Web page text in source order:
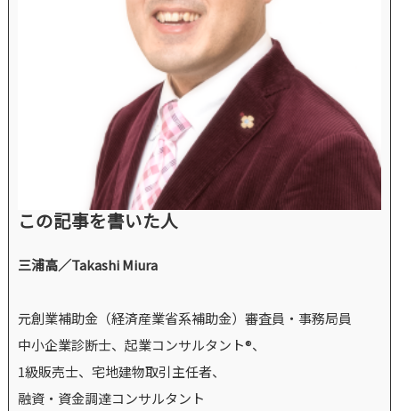
この記事を書いた人
三浦高／Takashi Miura
元創業補助金（経済産業省系補助金）審査員・事務局員
中小企業診断士、起業コンサルタント®、
1級販売士、宅地建物取引主任者、
融資・資金調達コンサルタント